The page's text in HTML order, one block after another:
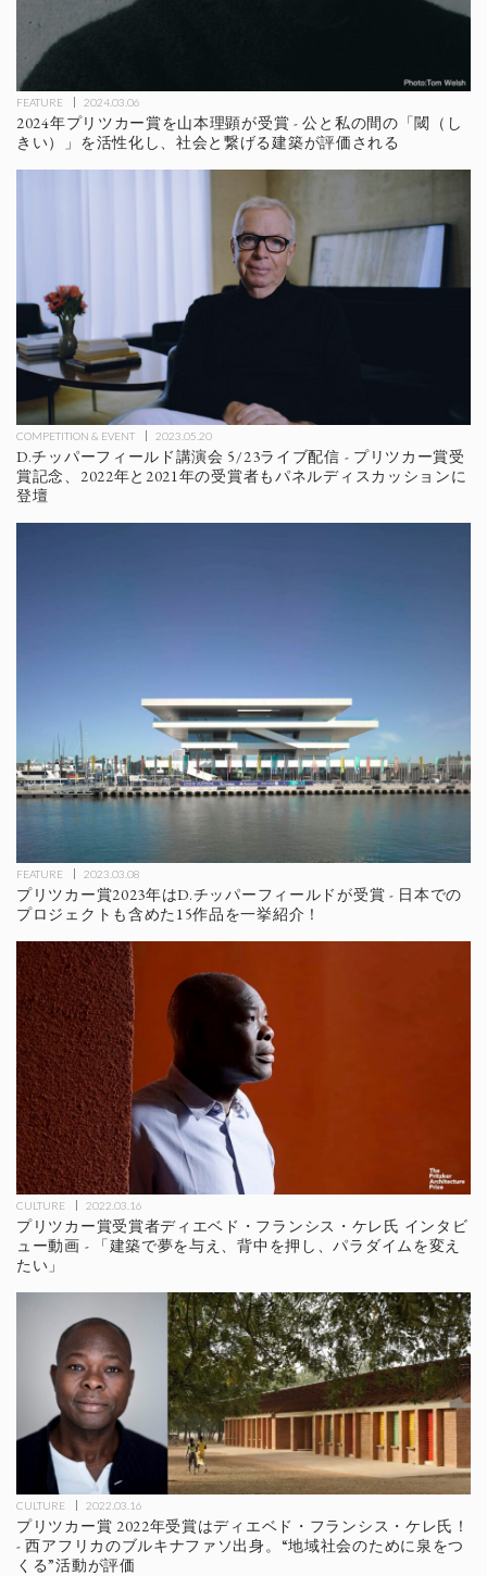
FEATURE 2024.03.06
2024年プリツカー賞を山本理顕が受賞 - 公と私の間の「閾（し
きい）」を活性化し、社会と繋げる建築が評価される
COMPETITION & EVENT 2023.05.20
D.チッパーフィールド講演会 5/23ライブ配信 - プリツカー賞受
賞記念、2022年と2021年の受賞者もパネルディスカッションに
登壇
FEATURE 2023.03.08
プリツカー賞2023年はD.チッパーフィールドが受賞 - 日本での
プロジェクトも含めた15作品を一挙紹介！
CULTURE 2022.03.16
プリツカー賞受賞者ディエベド・フランシス・ケレ氏 インタビ
ュー動画 - 「建築で夢を与え、背中を押し、パラダイムを変え
たい」
CULTURE 2022.03.16
プリツカー賞 2022年受賞はディエベド・フランシス・ケレ氏！
- 西アフリカのブルキナファソ出身。“地域社会のために泉をつ
くる”活動が評価